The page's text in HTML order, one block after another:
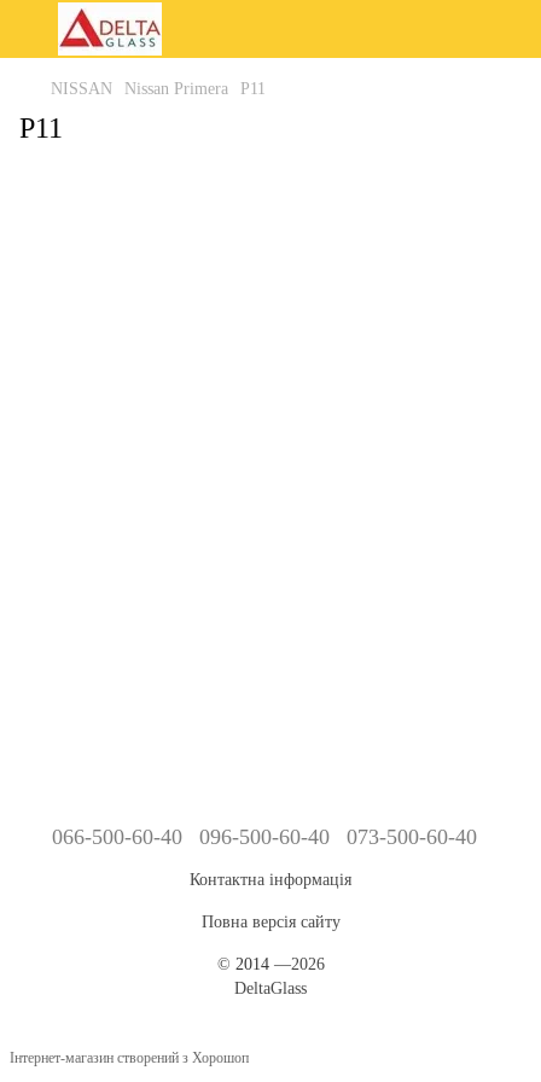
NISSAN Nissan Primera P11
P11
066-500-60-40 096-500-60-40 073-500-60-40
Контактна інформація
Повна версія сайту
© 2014—2026
DeltaGlass
Інтернет-магазин створений з Хорошоп